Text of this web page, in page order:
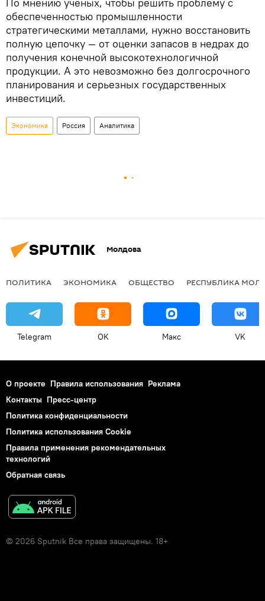
обеспеченностью промышленности
стратегическими металлами, нужно восстановить
полную цепочку — от оценки запасов в недрах до
получения конечной высокотехнологичной
продукции. А это невозможно без долгосрочного
планирования и серьезных государственных
инвестиций.
Экономика Россия Аналитика
Молдова
ПОЛИТИКА ЭКОНОМИКА ОБЩЕСТВО РЕСПУБЛИКА
Telegram OK Макс VK
О проекте Правила использования Реклама
Контакты Пресс-центр
Политика конфиденциальности
Политика использования Cookie
Правила применения рекомендательных
технологий
Обратная связь
© 2026 Sputnik Все права защищены. 18+